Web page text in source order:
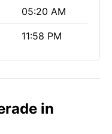
05:20 AM
11:58 PM
in